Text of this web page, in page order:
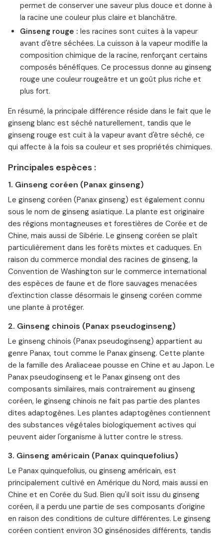
permet de conserver une saveur plus douce et donne à
la racine une couleur plus claire et blanchâtre.
Ginseng rouge : les racines sont cuites à la vapeur
avant d'être séchées. La cuisson à la vapeur modifie la
composition chimique de la racine, renforçant certains
composés bénéfiques. Ce processus donne au ginseng
rouge une couleur rougeâtre et un goût plus riche et
plus fort.
En résumé, la principale différence réside dans le fait que le
ginseng blanc est séché naturellement, tandis que le
ginseng rouge est cuit à la vapeur avant d'être séché, ce
qui affecte à la fois sa couleur et ses propriétés chimiques.
Principales espèces :
1. Ginseng coréen (Panax ginseng)
Le ginseng coréen (Panax ginseng) est également connu
sous le nom de ginseng asiatique. La plante est originaire
des régions montagneuses et forestières de Corée et de
Chine, mais aussi de Sibérie. Le ginseng coréen se plaît
particulièrement dans les forêts mixtes et caduques. En
raison du commerce mondial des racines de ginseng, la
Convention de Washington sur le commerce international
des espèces de faune et de flore sauvages menacées
d'extinction classe désormais le ginseng coréen comme
une plante à protéger.
2. Ginseng chinois (Panax pseudoginseng)
Le ginseng chinois (Panax pseudoginseng) appartient au
genre Panax, tout comme le Panax ginseng. Cette plante
de la famille des Araliaceae pousse en Chine et au Japon. Le
Panax pseudoginseng et le Panax ginseng ont des
composants similaires, mais contrairement au ginseng
coréen, le ginseng chinois ne fait pas partie des plantes
dites adaptogènes. Les plantes adaptogènes contiennent
des substances végétales biologiquement actives qui
peuvent aider l'organisme à lutter contre le stress.
3. Ginseng américain (Panax quinquefolius)
Le Panax quinquefolius, ou ginseng américain, est
principalement cultivé en Amérique du Nord, mais aussi en
Chine et en Corée du Sud. Bien qu'il soit issu du ginseng
coréen, il a perdu une partie de ses composants d'origine
en raison des conditions de culture différentes. Le ginseng
coréen contient environ 30 ginsénosides différents, tandis